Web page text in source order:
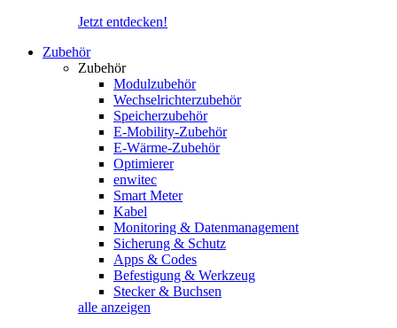
Jetzt entdecken!
Zubehör
Zubehör
Modulzubehör
Wechselrichterzubehör
Speicherzubehör
E-Mobility-Zubehör
E-Wärme-Zubehör
Optimierer
enwitec
Smart Meter
Kabel
Monitoring & Datenmanagement
Sicherung & Schutz
Apps & Codes
Befestigung & Werkzeug
Stecker & Buchsen
alle anzeigen